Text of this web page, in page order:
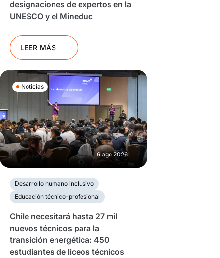
designaciones de expertos en la
UNESCO y el Mineduc
LEER MÁS
Noticias
6 ago 2026
Desarrollo humano inclusivo
Educación técnico-profesional
Chile necesitará hasta 27 mil
nuevos técnicos para la
transición energética: 450
estudiantes de liceos técnicos